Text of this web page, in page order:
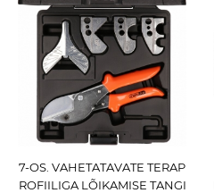
7-OS. VAHETATAVATE TERAP
ROFIILIGA LÕIKAMISE TANGI